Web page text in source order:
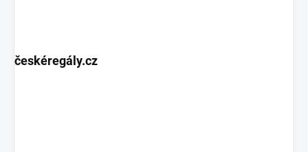
českéregály.cz